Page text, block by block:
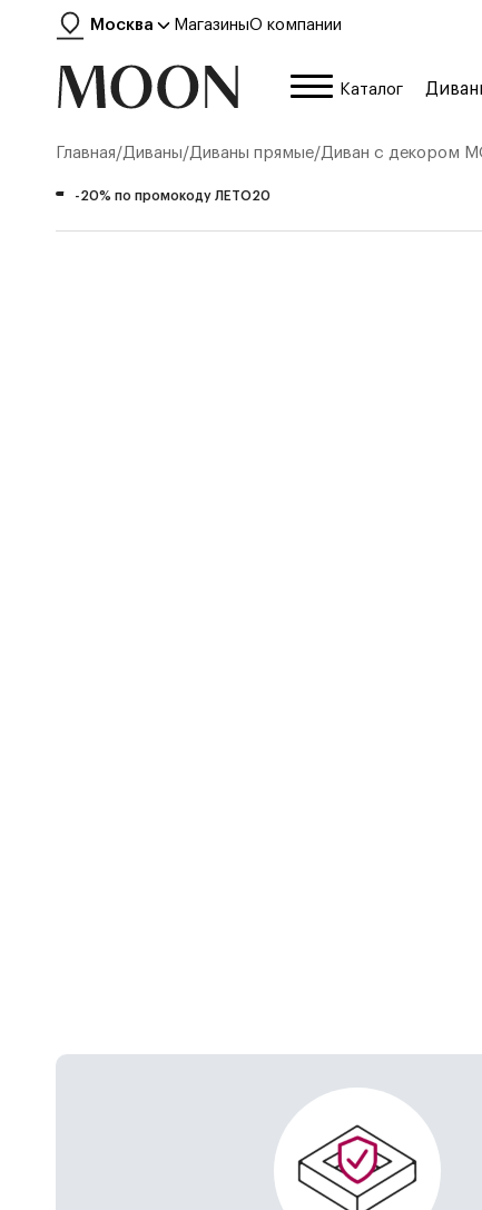
Москва МагазиныО компании
Каталог
Главная/Диваны/Диваны прямые/Диван с декором
-20% по промокоду ЛЕТО20